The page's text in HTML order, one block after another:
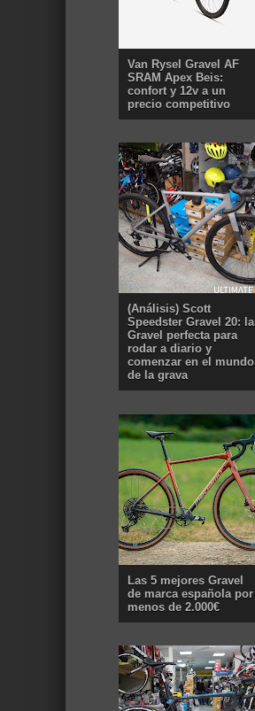
Van Rysel Gravel AF
SRAM Apex Beis:
confort y 12v a un
precio competitivo
(Análisis) Scott
Speedster Gravel 20: la
Gravel perfecta para
rodar a diario y
comenzar en el mundo
de la grava
Las 5 mejores Gravel
de marca española por
menos de 2.000€